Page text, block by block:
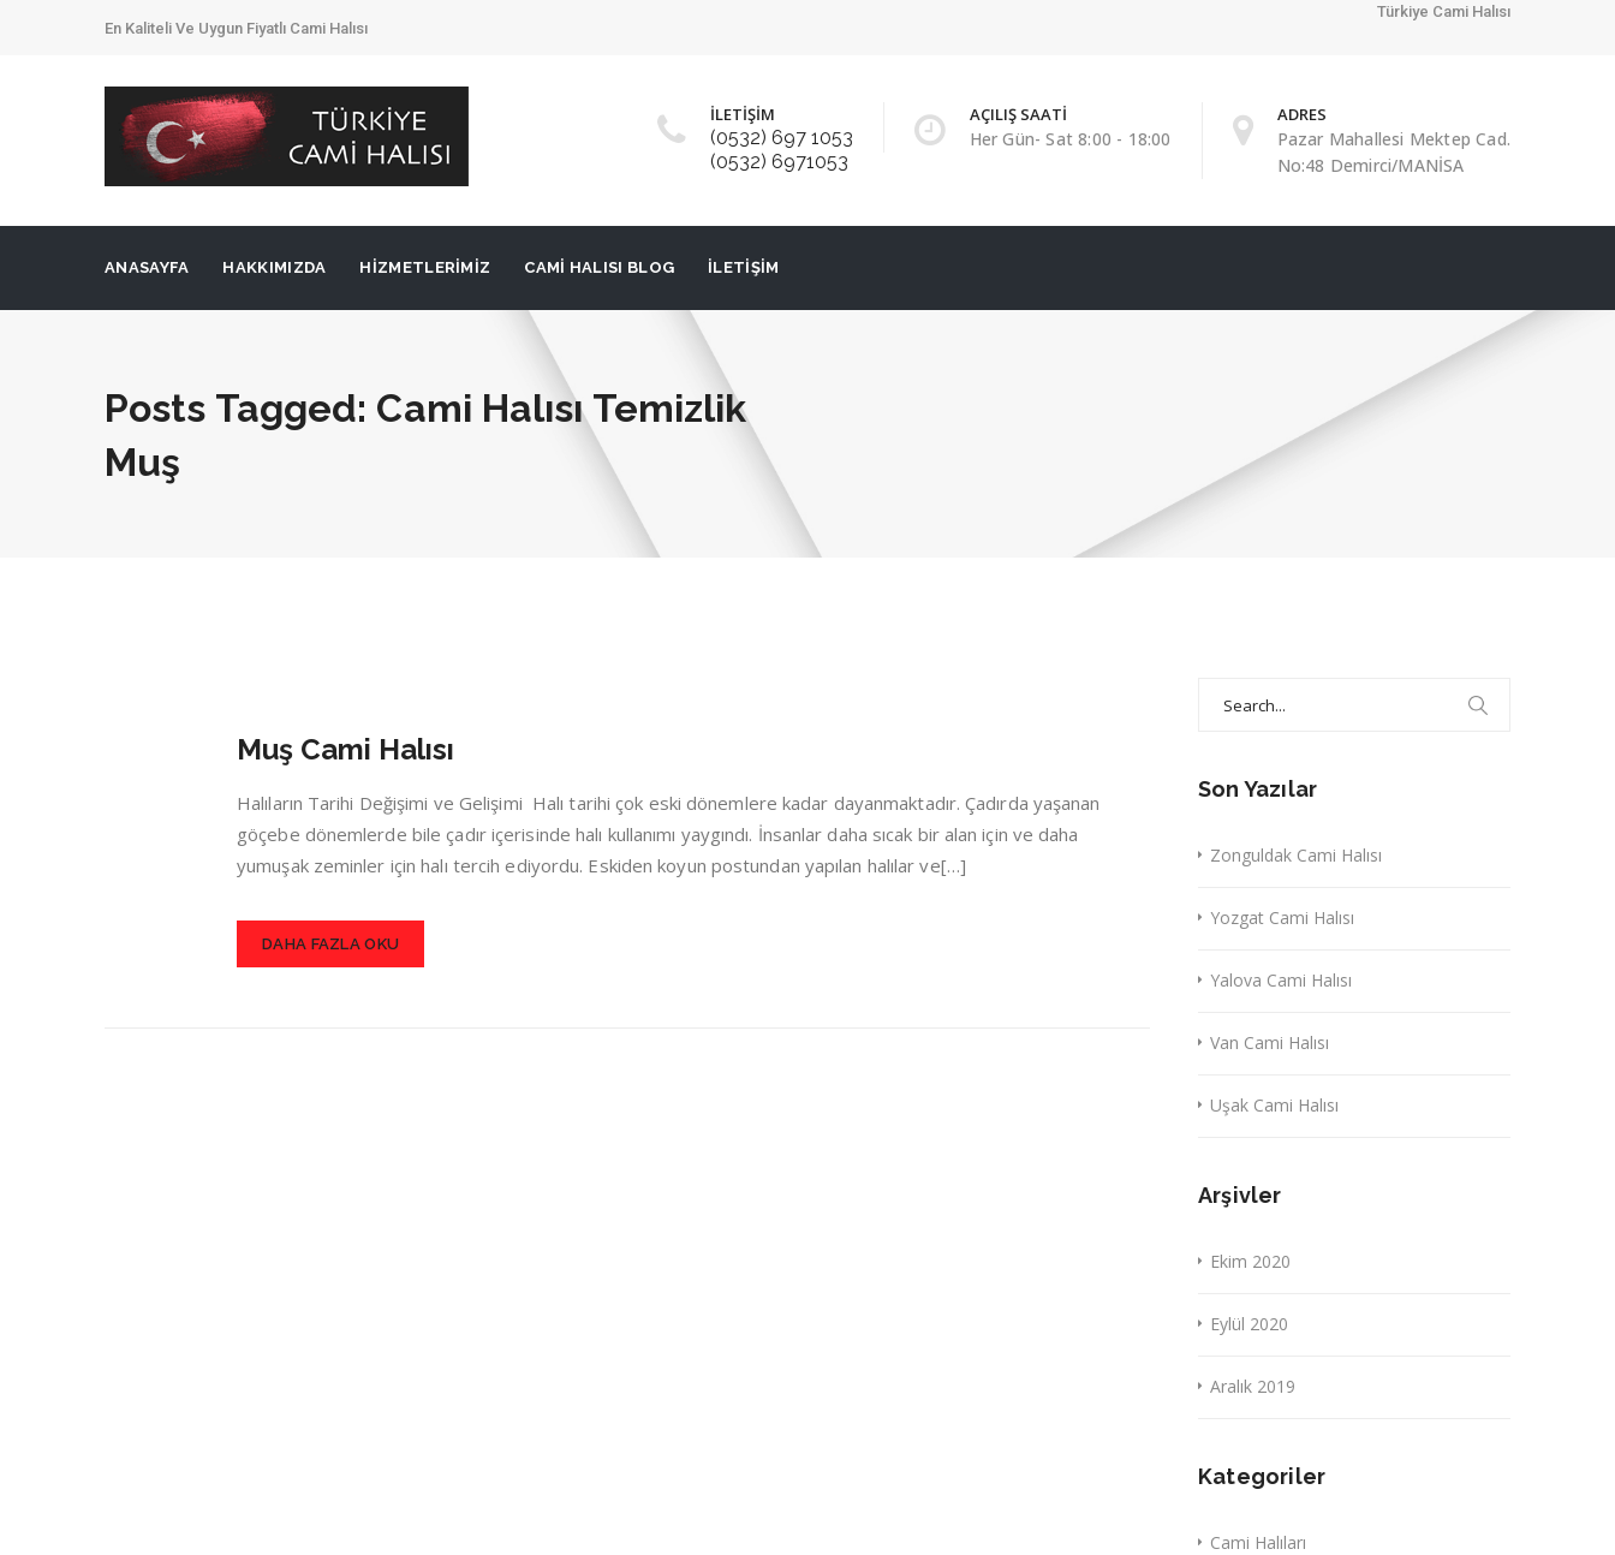
En Kaliteli Ve Uygun Fiyatlı Cami Halısı
Türkiye Cami Halısı
İLETİŞİM
(0532) 697 1053
(0532) 6971053
AÇILIŞ SAATİ
Her Gün- Sat 8:00 - 18:00
ADRES
Pazar Mahallesi Mektep Cad.
No:48 Demirci/MANİSA
ANASAYFA HAKKIMIZDA HIZMETLERIMIZ CAMI HALISI BLOG İLETIŞIM
Posts Tagged: Cami Halısı Temizlik
Muş
Muş Cami Halısı
Halıların Tarihi Değişimi ve Gelişimi Halı tarihi çok eski dönemlere kadar dayanmaktadır. Çadırda yaşanan
göçebe dönemlerde bile çadır içerisinde halı kullanımı yaygındı. İnsanlar daha sıcak bir alan için ve daha
yumuşak zeminler için halı tercih ediyordu. Eskiden koyun postundan yapılan halılar ve[…]
DAHA FAZLA OKU
Son Yazılar
Zonguldak Cami Halısı
Yozgat Cami Halısı
Yalova Cami Halısı
Van Cami Halısı
Uşak Cami Halısı
Arşivler
Ekim 2020
Eylül 2020
Aralık 2019
Kategoriler
Cami Halıları